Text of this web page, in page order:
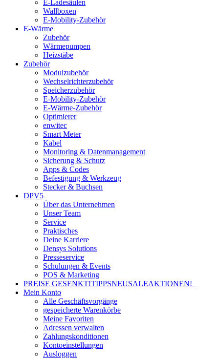
E-Ladesäulen
Wallboxen
E-Mobility-Zubehör
E-Wärme
Zubehör
Wärmepumpen
Heizstäbe
Zubehör
Modulzubehör
Wechselrichterzubehör
Speicherzubehör
E-Mobility-Zubehör
E-Wärme-Zubehör
Optimierer
enwitec
Smart Meter
Kabel
Monitoring & Datenmanagement
Sicherung & Schutz
Apps & Codes
Befestigung & Werkzeug
Stecker & Buchsen
DPV5
Über das Unternehmen
Unser Team
Service
Praktisches
Deine Karriere
Densys Solutions
Presseservice
Schulungen & Events
POS & Marketing
PREISE GESENKT!TIPPSNEUSALEAKTIONEN!
Mein Konto
Alle Geschäftsvorgänge
gespeicherte Warenkörbe
Meine Favoriten
Adressen verwalten
Zahlungskonditionen
Kontoeinstellungen
Ausloggen